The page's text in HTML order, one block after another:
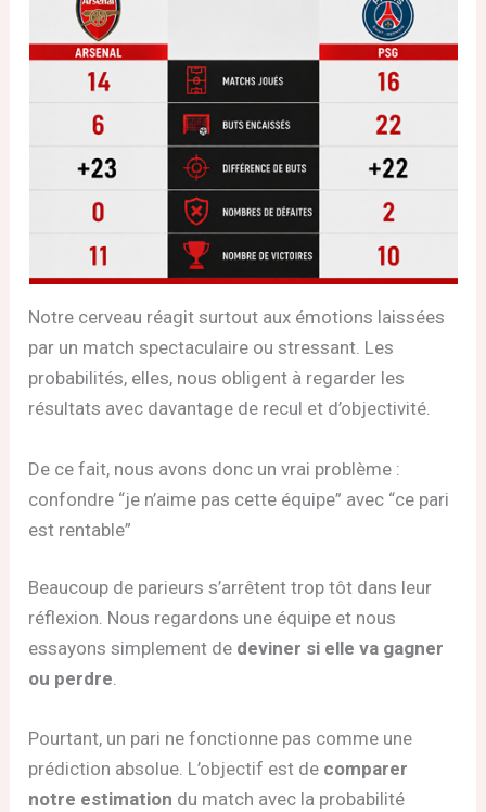
Notre cerveau réagit surtout aux émotions laissées
par un match spectaculaire ou stressant. Les
probabilités, elles, nous obligent à regarder les
résultats avec davantage de recul et d’objectivité.
De ce fait, nous avons donc un vrai problème :
confondre “je n’aime pas cette équipe” avec “ce pari
est rentable”
Beaucoup de parieurs s’arrêtent trop tôt dans leur
réflexion. Nous regardons une équipe et nous
essayons simplement de deviner si elle va gagner
ou perdre.
Pourtant, un pari ne fonctionne pas comme une
prédiction absolue. L’objectif est de comparer
notre estimation du match avec la probabilité